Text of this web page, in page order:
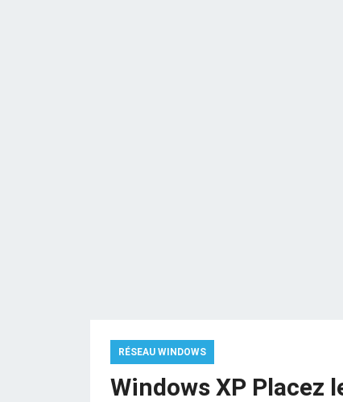
RÉSEAU WINDOWS
Windows XP Placez